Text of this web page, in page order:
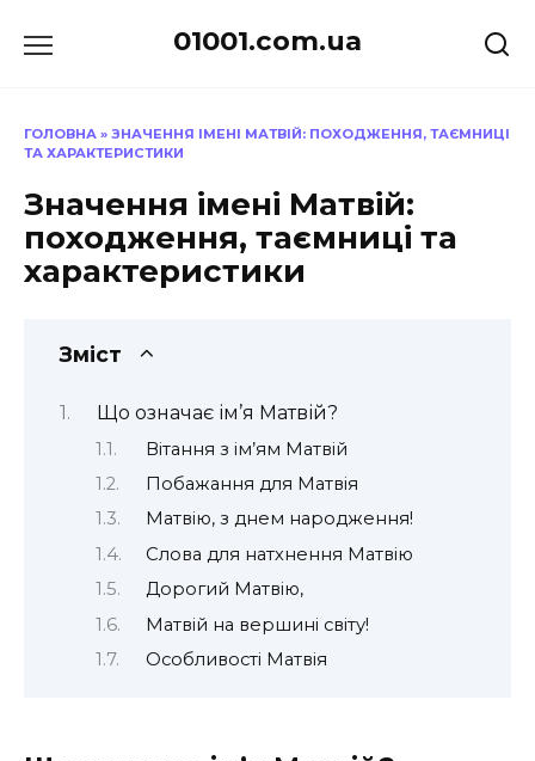
до
01001.com.ua
ГОЛОВНА » ЗНАЧЕННЯ ІМЕНІ МАТВІЙ: ПОХОДЖЕННЯ, ТАЄМНИЦІ
ТА ХАРАКТЕРИСТИКИ
Значення імені Матвій:
походження, таємниці та
характеристики
Зміст
Що означає ім’я Матвій?
Вітання з ім’ям Матвій
Побажання для Матвія
Матвію, з днем народження!
Слова для натхнення Матвію
Дорогий Матвію,
Матвій на вершині світу!
Особливості Матвія